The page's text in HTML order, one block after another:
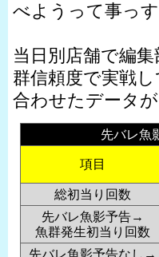
べようって事っす
当日別店舗で編
群信頼度で実戦
合わせたデータが
先バレ魚
項目
総初当り回数
先バレ魚影予告→
魚群発生初当り回数